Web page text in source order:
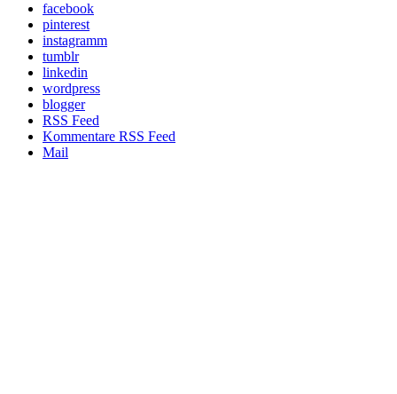
facebook
pinterest
instagramm
tumblr
linkedin
wordpress
blogger
RSS Feed
Kommentare RSS Feed
Mail